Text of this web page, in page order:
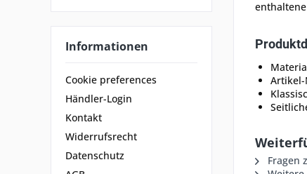
Informationen
Cookie preferences
Händler-Login
Kontakt
Widerrufsrecht
Datenschutz
Artikel-
Fragen